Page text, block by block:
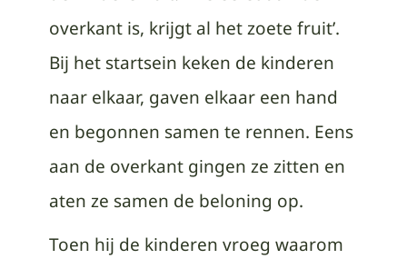
overkant is, krijgt al het zoete fruit’.
Bij het startsein keken de kinderen
naar elkaar, gaven elkaar een hand
en begonnen samen te rennen. Eens
aan de overkant gingen ze zitten en
aten ze samen de beloning op.
Toen hij de kinderen vroeg waarom